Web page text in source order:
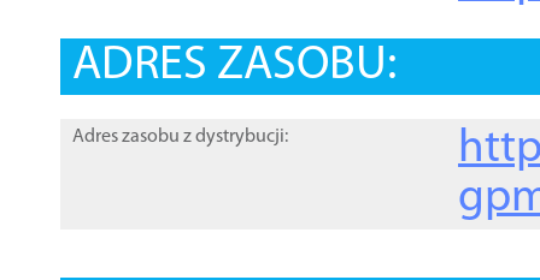
ADRES ZASOBU:
Adres zasobu z dystrybucji: